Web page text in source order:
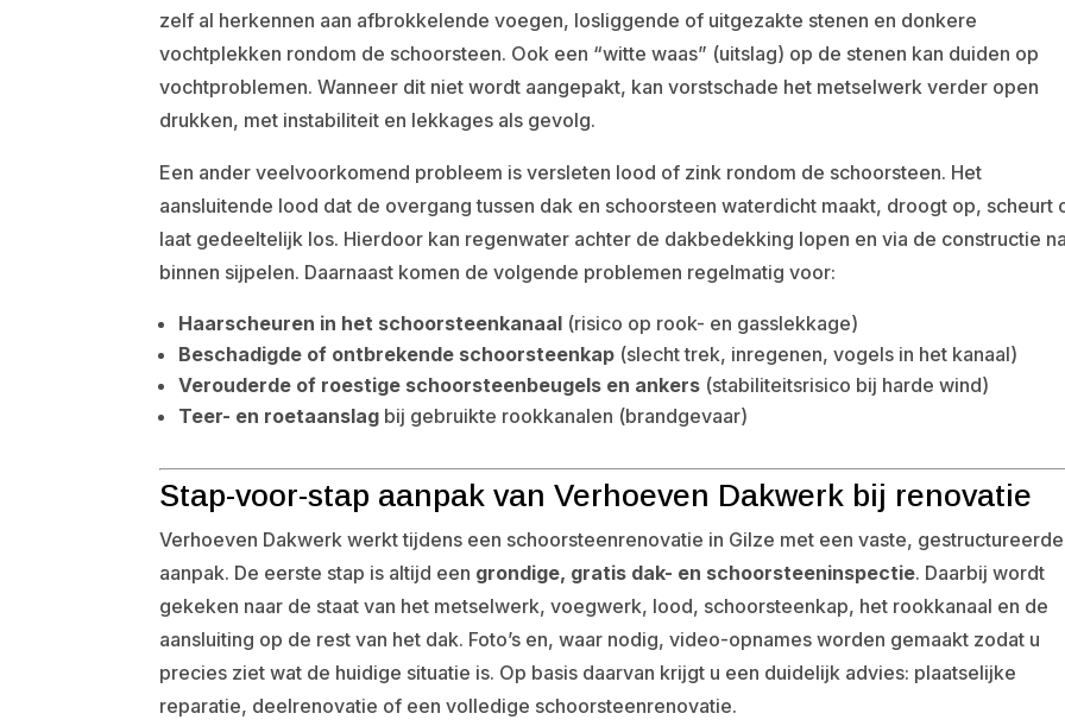
zelf al herkennen aan afbrokkelende voegen, losliggende of uitgezakte stenen en donkere
vochtplekken rondom de schoorsteen. Ook een “witte waas” (uitslag) op de stenen kan duiden op
vochtproblemen. Wanneer dit niet wordt aangepakt, kan vorstschade het metselwerk verder open
drukken, met instabiliteit en lekkages als gevolg.
Een ander veelvoorkomend probleem is versleten lood of zink rondom de schoorsteen. Het
aansluitende lood dat de overgang tussen dak en schoorsteen waterdicht maakt, droogt op, scheurt
laat gedeeltelijk los. Hierdoor kan regenwater achter de dakbedekking lopen en via de constructie
binnen sijpelen. Daarnaast komen de volgende problemen regelmatig voor:
Haarscheuren in het schoorsteenkanaal (risico op rook- en gasslekkage)
Beschadigde of ontbrekende schoorsteenkap (slecht trek, inregenen, vogels in het kanaal)
Verouderde of roestige schoorsteenbeugels en ankers (stabiliteitsrisico bij harde wind)
Teer- en roetaanslag bij gebruikte rookkanalen (brandgevaar)
Stap-voor-stap aanpak van Verhoeven Dakwerk bij renovatie
Verhoeven Dakwerk werkt tijdens een schoorsteenrenovatie in Gilze met een vaste, gestructureerde
aanpak. De eerste stap is altijd een grondige, gratis dak- en schoorsteeninspectie. Daarbij wordt
gekeken naar de staat van het metselwerk, voegwerk, lood, schoorsteenkap, het rookkanaal en de
aansluiting op de rest van het dak. Foto’s en, waar nodig, video-opnames worden gemaakt zodat u
precies ziet wat de huidige situatie is. Op basis daarvan krijgt u een duidelijk advies: plaatselijke
reparatie, deelrenovatie of een volledige schoorsteenrenovatie.